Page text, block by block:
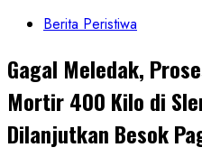
Berita Peristiwa
Gagal Meledak,
Mortir 400 Kilo di
Dilanjutkan Besok